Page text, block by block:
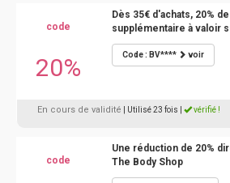
code
20%
Dès 35€ d'achats, 20%
supplémentaire à valoir
Code : BV**** voir
En cours de validité | Utilisé 23 fois vérifié !
code
Une réduction de 20%
The Body Shop